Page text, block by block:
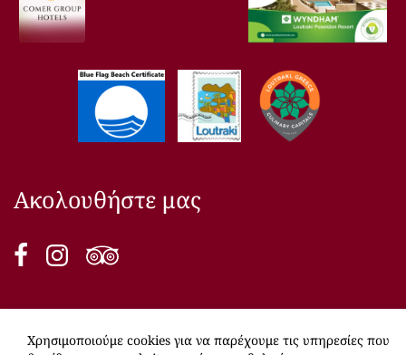
Ακολουθήστε μας
FacebookInstagramTripAdvisor
Χρησιμοποιούμε cookies για να παρέχουμε τις υπηρεσίες που